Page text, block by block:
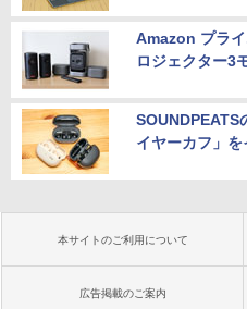
Amazon プラ
ロジェクター3
SOUNDPEATS
イヤーカフ」
本サイトのご利用について
広告掲載のご案内